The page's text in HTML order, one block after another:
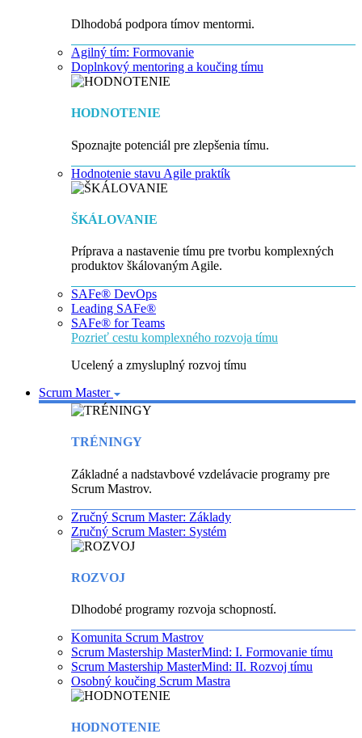
Dlhodobá podpora tímov mentormi.
Agilný tím: Formovanie
Doplnkový mentoring a koučing tímu
HODNOTENIE
Spoznajte potenciál pre zlepšenia tímu.
Hodnotenie stavu Agile praktík
ŠKÁLOVANIE
Príprava a nastavenie tímu pre tvorbu komplexných
produktov škálovaným Agile.
SAFe® DevOps
Leading SAFe®
SAFe® for Teams
Pozrieť cestu komplexného rozvoja tímu
Ucelený a zmysluplný rozvoj tímu
Scrum Master
TRÉNINGY
Základné a nadstavbové vzdelávacie programy pre
Scrum Mastrov.
Zručný Scrum Master: Základy
Zručný Scrum Master: Systém
ROZVOJ
Dlhodobé programy rozvoja schopností.
Komunita Scrum Mastrov
Scrum Mastership MasterMind: I. Formovanie tímu
Scrum Mastership MasterMind: II. Rozvoj tímu
Osobný koučing Scrum Mastra
HODNOTENIE